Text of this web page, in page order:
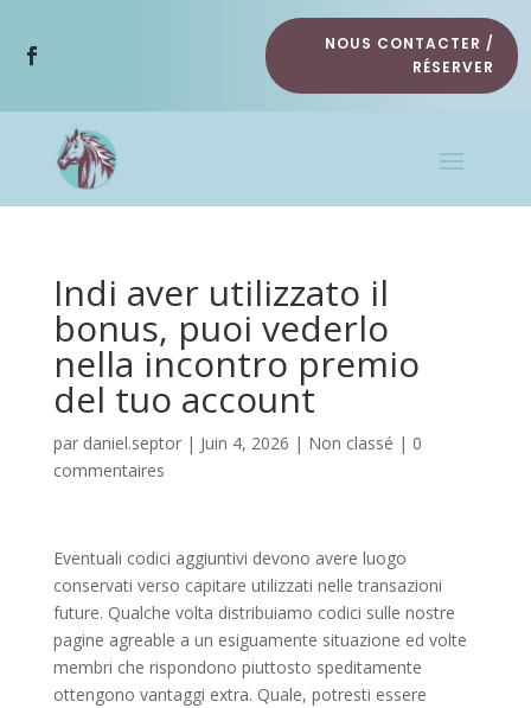
NOUS CONTACTER /
RÉSERVER
Indi aver utilizzato il
bonus, puoi vederlo
nella incontro premio
del tuo account
par daniel.septor| Juin 4, 2026 | Non classé | 0
commentaires
Eventuali codici aggiuntivi devono avere luogo
conservati verso capitare utilizzati nelle transazioni
future. Qualche volta distribuiamo codici sulle nostre
pagine agreable a un esiguamente situazione ed volte
membri che rispondono piuttosto speditamente
ottengono vantaggi extra. Quale, potresti essere